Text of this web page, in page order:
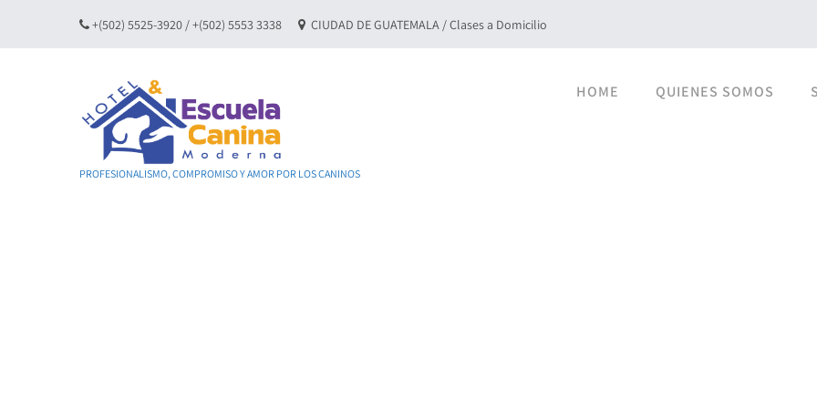
+(502) 5525-3920 / +(502) 5553 3338 CIUDAD DE GUATEMALA / Clases a Domicilio
PROFESIONALISMO, COMPROMISO Y AMOR POR LOS CANINOS
HOME QUIENES SOMOS